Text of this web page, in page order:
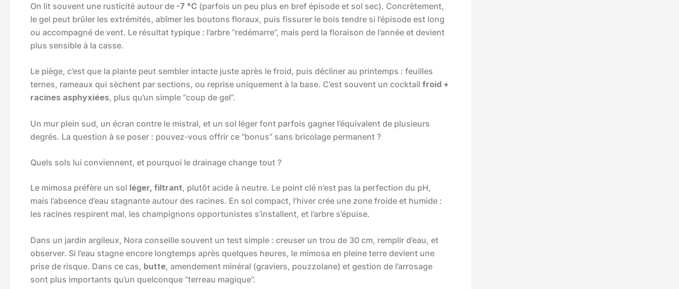
On lit souvent une rusticité autour de -7 °C (parfois un peu plus en bref épisode et sol sec). Concrètement,
le gel peut brûler les extrémités, abîmer les boutons floraux, puis fissurer le bois tendre si l’épisode est long
ou accompagné de vent. Le résultat typique : l’arbre “redémarre”, mais perd la floraison de l’année et devient
plus sensible à la casse.
Le piège, c’est que la plante peut sembler intacte juste après le froid, puis décliner au printemps : feuilles
ternes, rameaux qui sèchent par sections, ou reprise uniquement à la base. C’est souvent un cocktail froid +
racines asphyxiées, plus qu’un simple “coup de gel”.
Un mur plein sud, un écran contre le mistral, et un sol léger font parfois gagner l’équivalent de plusieurs
degrés. La question à se poser : pouvez-vous offrir ce “bonus” sans bricolage permanent ?
Quels sols lui conviennent, et pourquoi le drainage change tout ?
Le mimosa préfère un sol léger, filtrant, plutôt acide à neutre. Le point clé n’est pas la perfection du pH,
mais l’absence d’eau stagnante autour des racines. En sol compact, l’hiver crée une zone froide et humide :
les racines respirent mal, les champignons opportunistes s’installent, et l’arbre s’épuise.
Dans un jardin argileux, Nora conseille souvent un test simple : creuser un trou de 30 cm, remplir d’eau, et
observer. Si l’eau stagne encore longtemps après quelques heures, le mimosa en pleine terre devient une
prise de risque. Dans ce cas, butte, amendement minéral (graviers, pouzzolane) et gestion de l’arrosage
sont plus importants qu’un quelconque “terreau magique”.